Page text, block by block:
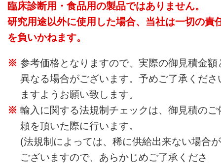
臨床診断用・食品用の製品ではありません。
研究用途以外に使用した場合、当社は一切の責
を負いかねます。
参考価格となりますので、実際の御見積金額
異なる場合がございます。予めご了承くださ
ますようお願い致します。
輸入に関する法規制チェックは、御見積のご
頼を頂いた際に行います。
(法規制によっては、稀に供給出来ない場合が
ございますので、あらかじめご了承くださ